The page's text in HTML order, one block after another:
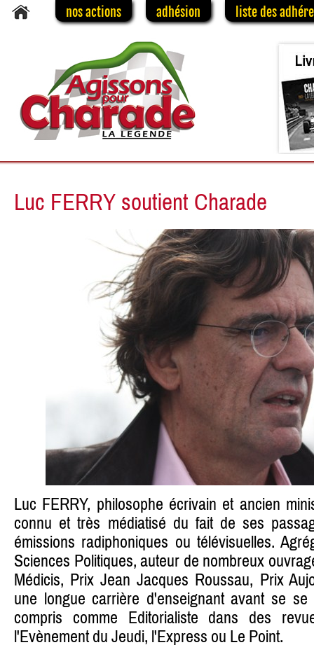
nos actions adhésion liste des
Luc FERRY soutient Charade
Luc FERRY, philosophe écrivain et ancien
connu et très médiatisé du fait de ses
émissions radiphoniques ou télévisuelles.
Sciences Politiques, auteur de nombreux
Médicis, Prix Jean Jacques Roussau, Prix
une longue carrière d'enseignant avant se
compris comme Editorialiste dans des
l'Evènement du Jeudi, l'Express ou Le Point.